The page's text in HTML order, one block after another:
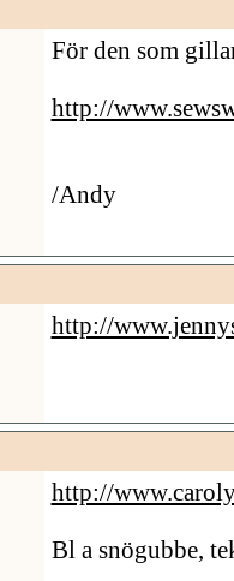
För den som
http://
/Andy
http://
http://
Bl a snögubbe,